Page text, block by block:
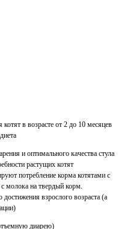
в возрасте от 2 до 10 месяцев
и оптимального качества стула
растущих котят
потребление корма котятами с
молока на твердый корм.
взрослого возраста (а
диарею)